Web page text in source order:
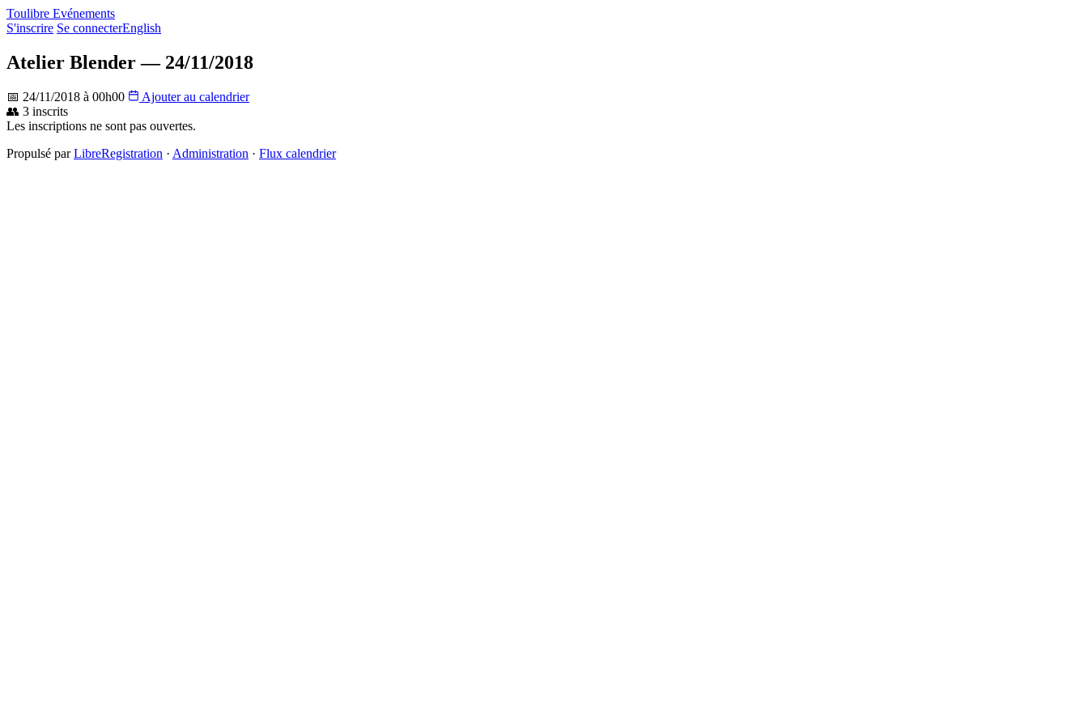
Toulibre Evénements
S'inscrire Se connecterEnglish
Atelier Blender — 24/11/2018
📅 24/11/2018 à 00h00
Ajouter au calendrier
👥 3 inscrits
Les inscriptions ne sont pas ouvertes.
Propulsé parLibreRegistration · Administration · Flux calendrier